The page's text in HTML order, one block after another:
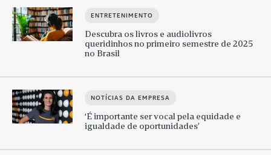
ENTRETENIMENTO
Descubra os livros e audiolivros
queridinhos no primeiro semestre de 2025
no Brasil
NOTÍCIAS DA EMPRESA
‘É importante ser vocal pela equidade e
igualdade de oportunidades’